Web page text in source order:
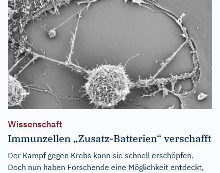
Wissenschaft
Immunzellen „Zusatz-Batterien“ verschafft
Der Kampf gegen Krebs kann sie schnell erschöpfen.
Doch nun haben Forschende eine Möglichkeit entdeckt,